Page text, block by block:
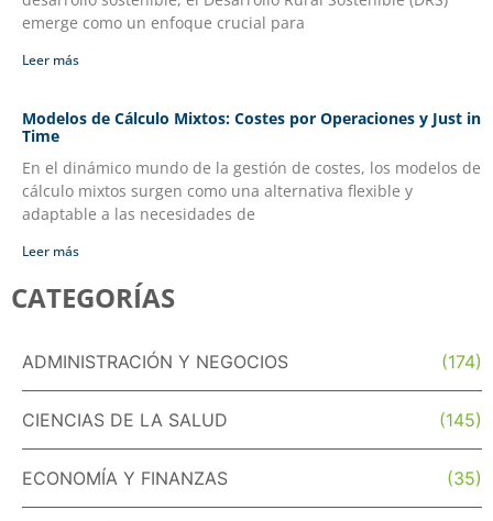
emerge como un enfoque crucial para
Leer más
Modelos de Cálculo Mixtos: Costes por Operaciones y Just in
Time
En el dinámico mundo de la gestión de costes, los modelos de
cálculo mixtos surgen como una alternativa flexible y
adaptable a las necesidades de
Leer más
CATEGORÍAS
ADMINISTRACIÓN Y NEGOCIOS (174)
CIENCIAS DE LA SALUD (145)
ECONOMÍA Y FINANZAS (35)